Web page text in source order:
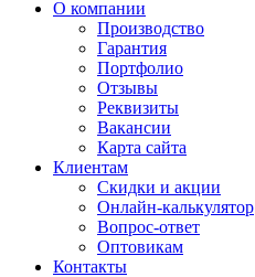
О компании
Производство
Гарантия
Портфолио
Отзывы
Реквизиты
Вакансии
Карта сайта
Клиентам
Скидки и акции
Онлайн-калькулятор
Вопрос-ответ
Оптовикам
Контакты